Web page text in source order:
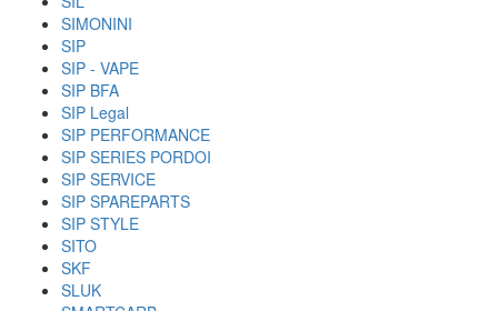
SIMONINI
SIP
SIP - VAPE
SIP BFA
SIP Legal
SIP PERFORMANCE
SIP SERIES PORDOI
SIP SERVICE
SIP SPAREPARTS
SIP STYLE
SITO
SKF
SLUK